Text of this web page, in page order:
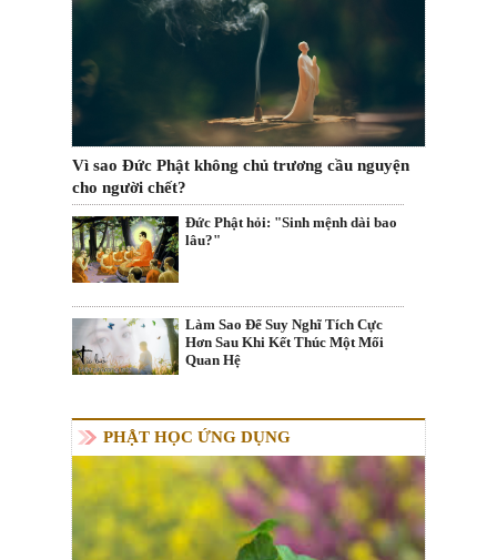
Vì sao Đức Phật không chủ trương cầu nguyện
cho người chết?
Đức Phật hỏi: "Sinh mệnh dài bao
lâu?"
Làm Sao Để Suy Nghĩ Tích Cực
Hơn Sau Khi Kết Thúc Một Mối
Quan Hệ
PHẬT HỌC ỨNG DỤNG